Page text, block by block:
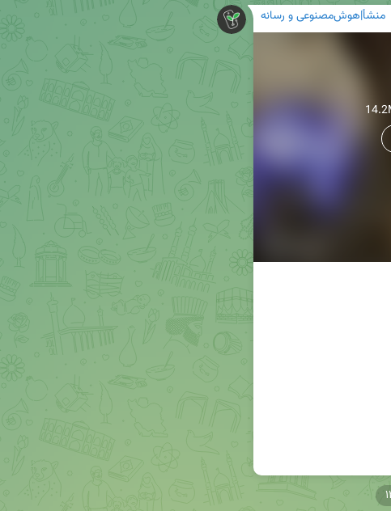
منشأ|هوش‌مصنوعی و رسانه